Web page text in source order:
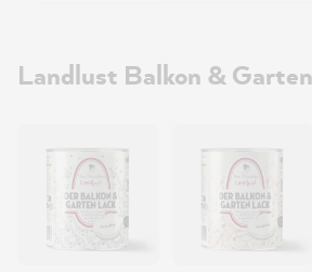
Landlust Balkon &